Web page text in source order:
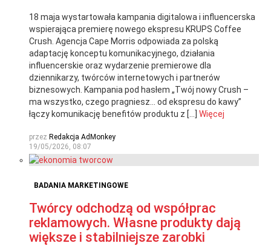
18 maja wystartowała kampania digitalowa i influencerska
wspierająca premierę nowego ekspresu KRUPS Coffee
Crush. Agencja Cape Morris odpowiada za polską
adaptację konceptu komunikacyjnego, działania
influencerskie oraz wydarzenie premierowe dla
dziennikarzy, twórców internetowych i partnerów
biznesowych. Kampania pod hasłem „Twój nowy Crush –
ma wszystko, czego pragniesz… od ekspresu do kawy”
łączy komunikację benefitów produktu z […] Więcej
przez Redakcja AdMonkey
19/05/2026, 08:07
BADANIA MARKETINGOWE
Twórcy odchodzą od współprac
reklamowych. Własne produkty dają
większe i stabilniejsze zarobki